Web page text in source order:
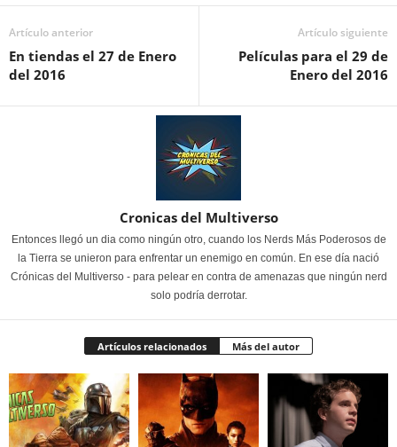
Artículo anterior
En tiendas el 27 de Enero
del 2016
Artículo siguiente
Películas para el 29 de
Enero del 2016
Cronicas del Multiverso
Entonces llegó un dia como ningún otro, cuando los Nerds Más Poderosos de
la Tierra se unieron para enfrentar un enemigo en común. En ese día nació
Crónicas del Multiverso - para pelear en contra de amenazas que ningún nerd
solo podría derrotar.
Artículos relacionados Más del autor